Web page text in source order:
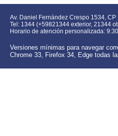
Av. Daniel Fernández Crespo 1534,
Tel: 1344 (+59821344 exterior, 21344
Horario de atención personalizada:
Versiones mínimas para navegar
Chrome 33, Firefox 34, Edge todas